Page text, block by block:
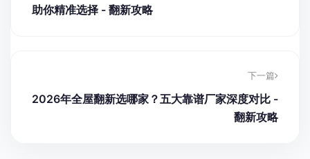
助你精准选择 - 翻新攻略
下一篇
2026年全屋翻新选哪家？五大靠谱厂家深度对比 -
翻新攻略